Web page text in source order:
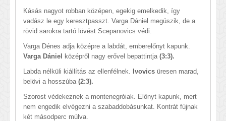
Kásás nagyot robban középen, egekig emelkedik, így
vadász le egy keresztpasszt. Varga Dániel megúszik, de a
rövid sarokra tartó lövést Scepanovics védi.
Varga Dénes adja középre a labdát, emberelőnyt kapunk.
Varga Dániel
középről nagy erővel bepattintja (3:3).
Labda nélküli kiállítás az ellenfélnek.
Ivovics üresen marad,
belövi a hosszúba (2:3).
Szorost védekeznek a montenegróiak. Előnyt kapunk, mert
nem engedik elvégezni a szabaddobásunkat. Kontrát fújnak
két másodperc múlva.